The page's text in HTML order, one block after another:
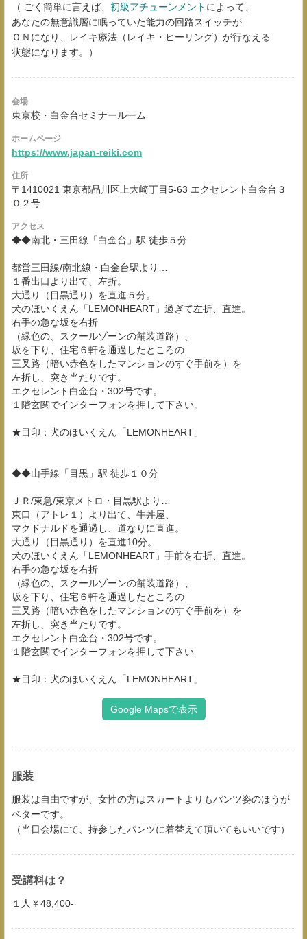
（ ごく簡単に言えば、 初級アチューンメント によって、
あなたの無意識層に眠っていた能力の回路スイッチが
ＯＮになり、レイキ療法（レイキ・ヒーリング）が行なえる
状態になります。）
会場
東京校・白金台セミナールーム
ホームページ
https://www.japan-reiki.com
住所
〒1410021 東京都品川区上大崎丁目5-63 エクセレント白金台３
０２号
アクセス
◆◆南北・三田線「白金台」駅 徒歩５分
都営三田線/南北線・白金台駅より…
１番出口より出て、左折。
大通り（目黒通り）を直進５分。
犬のほいくえん「LEMONHEART」過ぎて左折、直進。
右手の急な坂を右折
（緑色の、スクールゾーンの舗装道路）、
坂を下り、住宅６軒を通過したところの
三叉路（暗い赤色をしたマンションのすぐ手前を）を
左折し、突き当たりです。
エクセレント白金台・302号です。
１階玄関でインターフォンを押して下さい。
★目印：犬のほいくえん「LEMONHEART」
◆◆山手線「目黒」駅 徒歩１０分
ＪＲ/東急/東京メトロ・目黒駅より…
東口（アトレ１）より出て、牛丼屋、
マクドナルドを通過し、道なりに直進。
大通り（目黒通り）を直進10分。
犬のほいくえん「LEMONHEART」手前を右折、直進。
右手の急な坂を右折
（緑色の、スクールゾーンの舗装道路）、
坂を下り、住宅６軒を通過したところの
三叉路（暗い赤色をしたマンションのすぐ手前を）を
左折し、突き当たりです。
エクセレント白金台・302号です。
１階玄関でインターフォンを押して下さい
★目印：犬のほいくえん「LEMONHEART」
Google Mapsで表示
服装
服装は自由ですが、女性の方はスカートよりもパンツ姿のほうが
ベターです。
（当日会場にて、持参したパンツに着替えて頂いてもいいです）
受講料は？
１人￥48,400-